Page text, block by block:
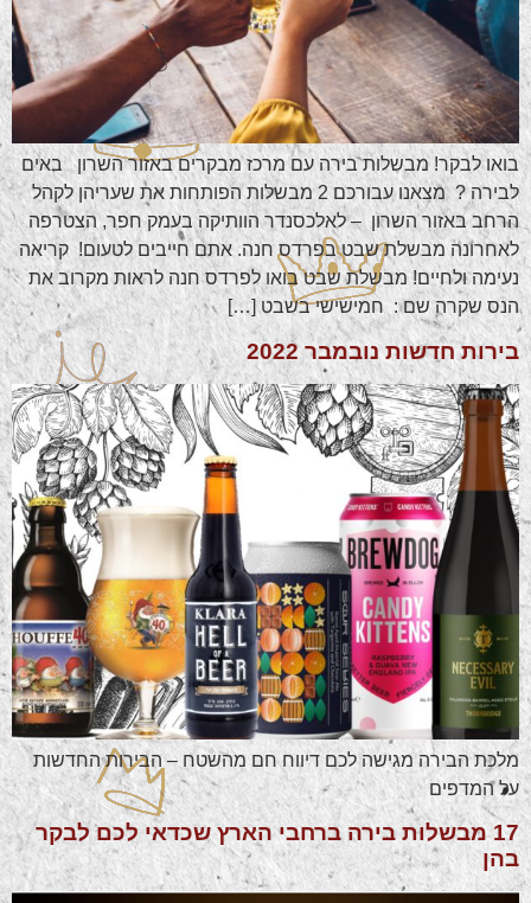
בואו לבקר! מבשלות בירה עם מרכז מבקרים באזור השרון באים
לבירה ? מצאנו עבורכם 2 מבשלות הפותחות את שעריהן לקהל
הרחב באזור השרון – לאלכסנדר הוותיקה בעמק חפר, הצטרפה
לאחרונה מבשלת שבט בפרדס חנה. אתם חייבים לטעום! קריאה
נעימה ולחיים! מבשלת שבט בואו לפרדס חנה לראות מקרוב את
הנס שקרה שם : חמישישי בשבט […]
בירות חדשות נובמבר 2022
מלכת הבירה מגישה לכם דיווח חם מהשטח – הבירות החדשות
על המדפים
17 מבשלות בירה ברחבי הארץ שכדאי לכם לבקר
בהן